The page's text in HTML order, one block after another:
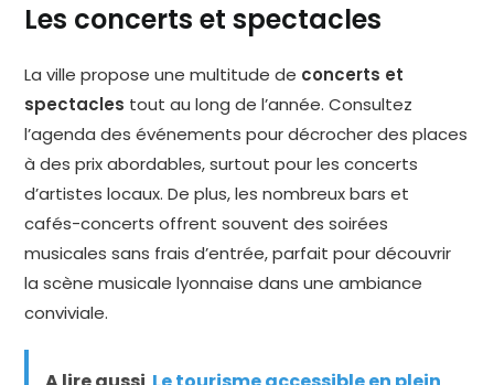
Les concerts et spectacles
La ville propose une multitude de concerts et
spectacles tout au long de l’année. Consultez
l’agenda des événements pour décrocher des places
à des prix abordables, surtout pour les concerts
d’artistes locaux. De plus, les nombreux bars et
cafés-concerts offrent souvent des soirées
musicales sans frais d’entrée, parfait pour découvrir
la scène musicale lyonnaise dans une ambiance
conviviale.